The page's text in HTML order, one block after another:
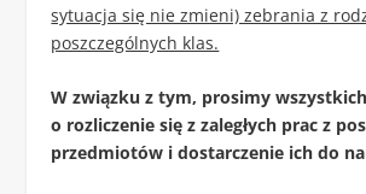
sytuacja się nie zmieni) zebrania z
poszczególnych klas.
W związku z tym, prosimy
o rozliczenie się z zaległych prac z
przedmiotów i dostarczenie ich do